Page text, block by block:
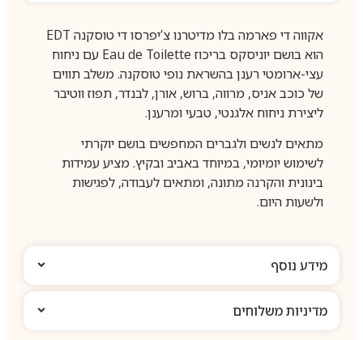
אקווה די פארמה בלו מדיטרנו צ’יפרסו די טוסקנה EDT
הוא בושם יוניסקס בריכוז Eau de Toilette עם ניחוח
עצי-ארומטי רענן בהשראת נופי טוסקנה. משלב תווים
של כוכב אניס, מרווה, ברוש, אורן, לבנדר, תפוז ווטיבר
ליצירת ניחוח אלגנטי, טבעי ומרענן.
מתאים לנשים ולגברים המחפשים בושם יוקרתי
לשימוש יומיומי, במיוחד באביב ובקיץ. מציע עמידות
בינונית והקרנה מתונה, ומתאים לעבודה, לפגישות
ולשעות היום.
מידע נוסף
מדיניות משלוחים